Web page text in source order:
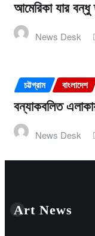
আমেরিকা যার
News Desk
চট্টগ্রাম বাংলাদেশ
বন্যাকবলিত
News Desk
Art News